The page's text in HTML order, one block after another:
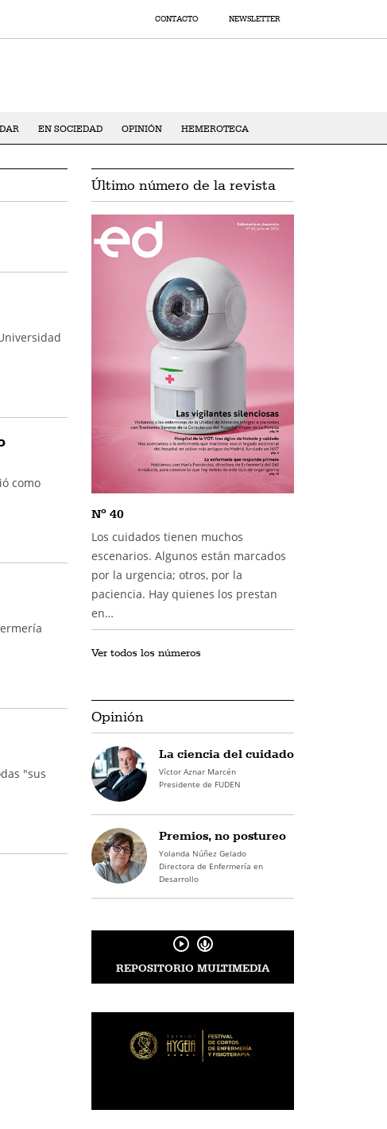
CONTACTO NEWSLETTER
EN SOCIEDAD OPINIÓN HEMEROTECA
como
"sus
Último número de la revista
Nº 40
Los cuidados tienen muchos
escenarios. Algunos están marcados
por la urgencia; otros, por la
paciencia. Hay quienes los prestan
en…
Ver todos los números
Opinión
La ciencia del cuidado
Víctor Aznar Marcén
Presidente de FUDEN
Premios, no postureo
Yolanda Núñez Gelado
Directora de Enfermería en
Desarrollo
REPOSITORIO MULTIMEDIA